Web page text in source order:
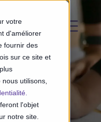
votre
d'améliorer
fournir des
sur ce site et
utilisons,
l'objet
notre site.